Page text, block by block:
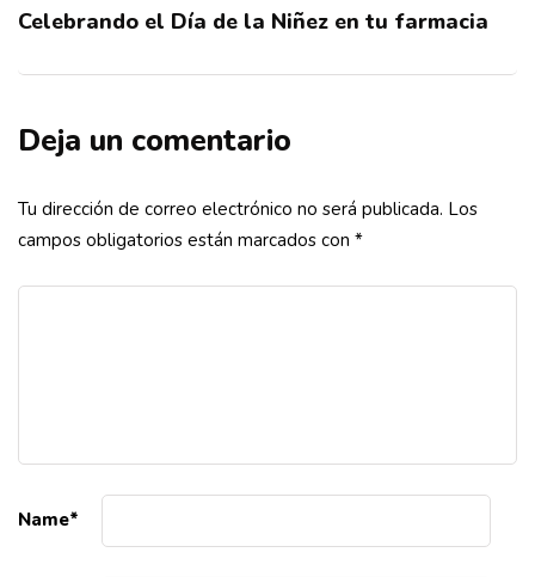
Celebrando el Día de la Niñez en tu farmacia
Deja un comentario
Tu dirección de correo electrónico no será publicada. Los
campos obligatorios están marcados con *
Name*